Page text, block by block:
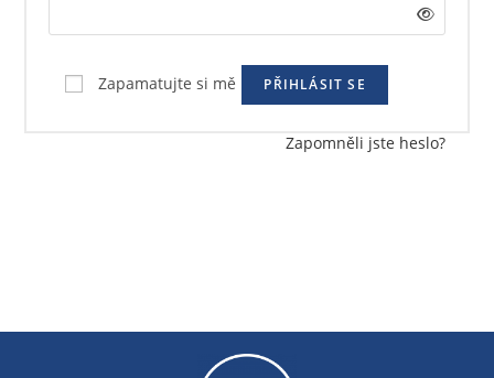
Zapamatujte si mě PŘIHLÁSIT SE
Zapomněli jste heslo?